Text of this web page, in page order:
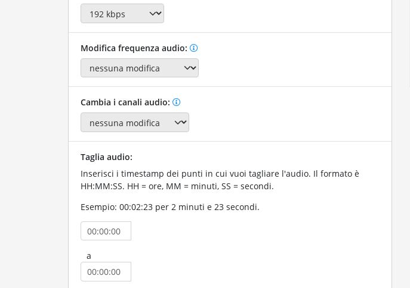
Modifica frequenza audio:
Cambia i canali audio:
Taglia audio:
Inserisci i timestamp dei punti in cui vuoi tagliare l'audio. Il formato è
HH:MM:SS. HH = ore, MM = minuti, SS = secondi.
Esempio: 00:02:23 per 2 minuti e 23 secondi.
a